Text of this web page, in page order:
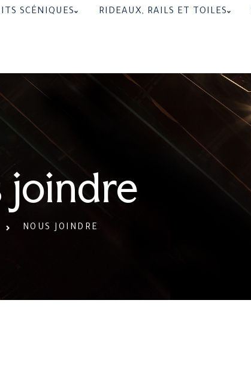
SCÉNIQUES RIDEAUX, RAILS ET TOILES
joindre
NOUS JOINDRE